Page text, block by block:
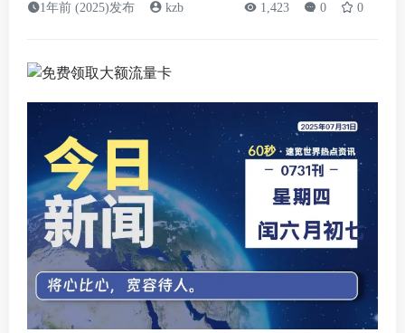
1年前 (2025)发布 kzb 1,423 0 0